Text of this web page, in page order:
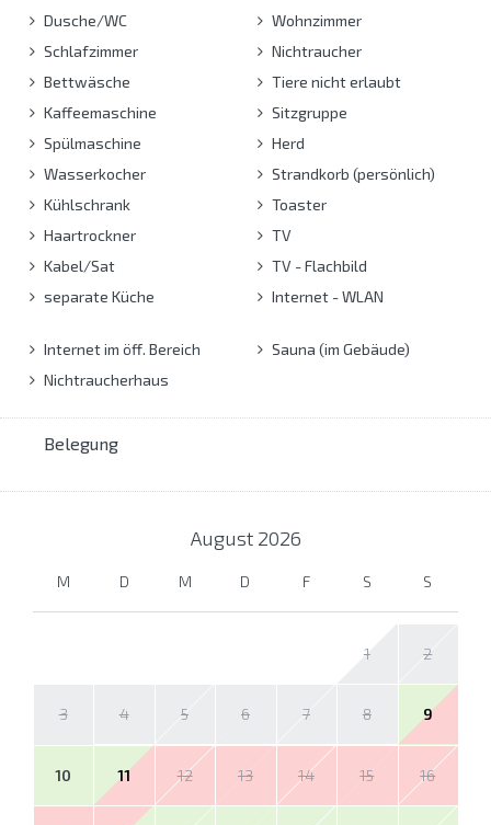
Dusche/WC
Schlafzimmer
Bettwäsche
Kaffeemaschine
Spülmaschine
Wasserkocher
Kühlschrank
Haartrockner
Kabel/Sat
separate Küche
Wohnzimmer
Nichtraucher
Tiere nicht erlaubt
Sitzgruppe
Herd
Strandkorb (persönlich)
Toaster
TV
TV - Flachbild
Internet - WLAN
Internet im öff. Bereich
Nichtraucherhaus
Sauna (im Gebäude)
Belegung
August 2026
M D M D F S S
1 2
3 4 5 6 7 8 9
10 11 12 13 14 15 16